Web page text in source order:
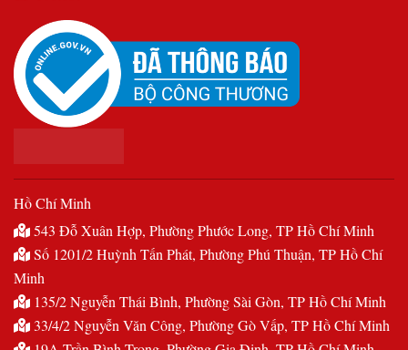
Hồ Chí Minh
543 Đỗ Xuân Hợp, Phường Phước Long, TP Hồ Chí Minh
Số 1201/2 Huỳnh Tấn Phát, Phường Phú Thuận, TP Hồ Chí
Minh
135/2 Nguyễn Thái Bình, Phường Sài Gòn, TP Hồ Chí Minh
33/4/2 Nguyễn Văn Công, Phường Gò Vấp, TP Hồ Chí Minh